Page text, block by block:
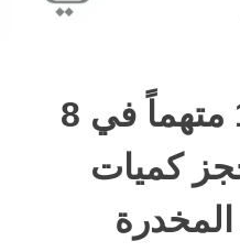
الداخلية: ضبط 14 متهماً في 8
كميات